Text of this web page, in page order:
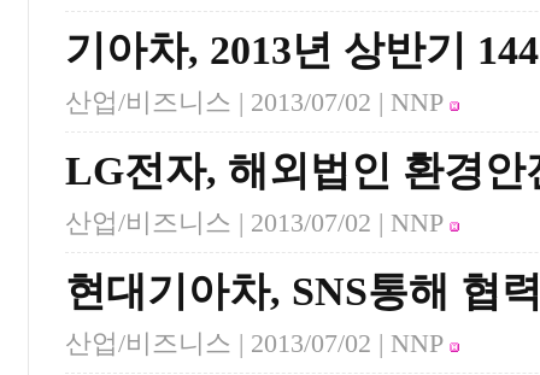
기아차, 2013년 상반기
산업/비즈니스 | 2013/07/02 | NNP
LG전자, 해외법인 환경안
산업/비즈니스 | 2013/07/02 | NNP
현대기아차, SNS통해 협
산업/비즈니스 | 2013/07/02 | NNP